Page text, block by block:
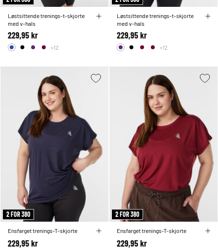
Løstsittende trenings-t-skjorte
med v-hals
229,95 kr
+12
Løstsittende trenings-t-skjorte
med v-hals
229,95 kr
+12
2 FOR 380
Ensfarget trenings-T-skjorte
229,95 kr
2 FOR 380
Ensfarget trenings-T-skjorte
229,95 kr